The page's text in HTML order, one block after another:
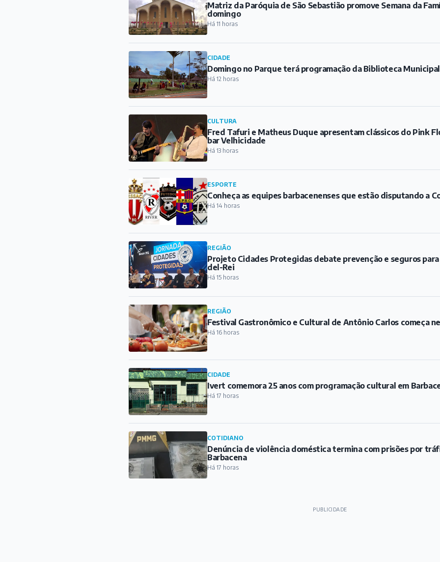
Matriz da Paróquia de São Sebastião promove Semana da
domingo
Há 11 horas
CIDADE
Domingo no Parque terá programação da Biblioteca
Há 12 horas
CULTURA
Fred Tafuri e Matheus Duque apresentam clássicos do Pink
bar Velhicidade
Há 13 horas
ESPORTE
Conheça as equipes barbacenenses que estão disputando a
Há 14 horas
REGIÃO
Projeto Cidades Protegidas debate prevenção e seguros para
del-Rei
Há 15 horas
REGIÃO
Festival Gastronômico e Cultural de Antônio Carlos começa
Há 16 horas
CIDADE
Ivert comemora 25 anos com programação cultural em
Há 17 horas
COTIDIANO
Denúncia de violência doméstica termina com prisões por
Barbacena
Há 17 horas
PUBLICIDADE